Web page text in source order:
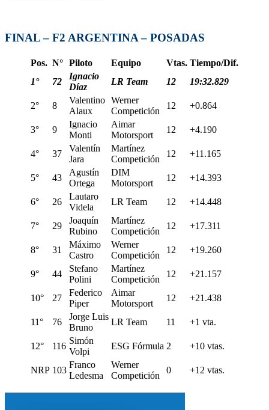
FINAL – F2 ARGENTINA – POSADAS
Pos. N° Piloto Equipo Vtas. Tiempo/Dif.
1°
72
Ignacio
Díaz
LR Team 12 19:32.829
2° 8
Valentino
Alaux
Werner
Competición
12 +0.864
3° 9
Ignacio
Monti
Aimar
Motorsport
12 +4.190
4° 37
Valentín
Jara
Martínez
Competición
12 +11.165
5° 43
Agustín
Ortega
DIM
Motorsport
12 +14.393
6° 26
Lautaro
Videla
LR Team 12 +14.448
7° 29
Joaquín
Rubino
Martínez
Competición
12 +17.311
8° 31
Máximo
Castro
Werner
Competición
12 +19.260
9° 44
Stefano
Polini
Martínez
Competición
12 +21.157
10° 27
Federico
Piper
Aimar
Motorsport
12 +21.438
11° 76
Jorge Luis
Bruno
LR Team 11 +1 vta.
12° 116
Simón
Volpi
ESG Fórmula 2 +10 vtas.
NRP 103
Franco
Ledesma
Werner
Competición
0 +12 vtas.